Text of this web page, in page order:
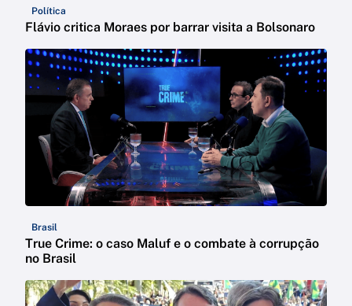
Política
Flávio critica Moraes por barrar visita a Bolsonaro
Brasil
True Crime: o caso Maluf e o combate à corrupção
no Brasil